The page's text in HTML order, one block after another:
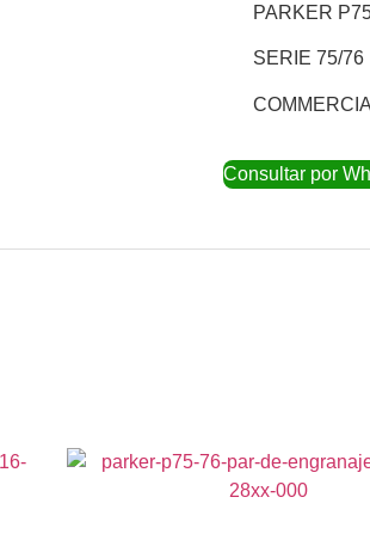
PARKER
SERIE 75/76
Consultar por